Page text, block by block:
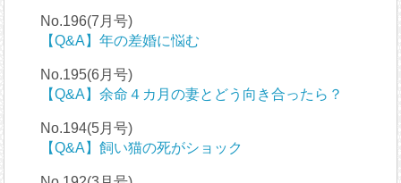
No.196(7月号)
【Q&A】年の差婚に悩む
No.195(6月号)
【Q&A】余命４カ月の妻とどう向き合ったら？
No.194(5月号)
【Q&A】飼い猫の死がショック